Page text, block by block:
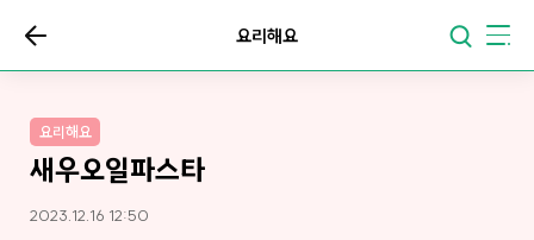
요리해요
요리해요
새우오일파스타
2023.12.16 12:50